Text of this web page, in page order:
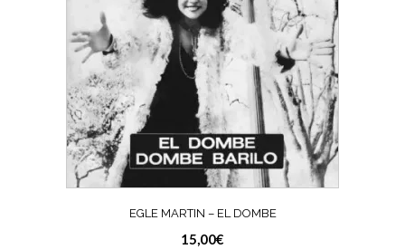
EGLE MARTIN – EL DOMBE
15,00€